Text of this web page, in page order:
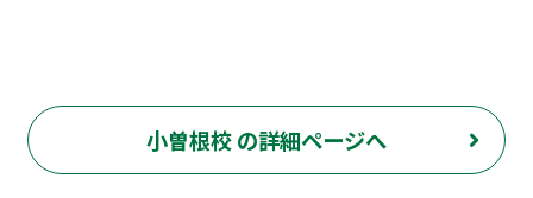
小曽根校 の詳細ページへ